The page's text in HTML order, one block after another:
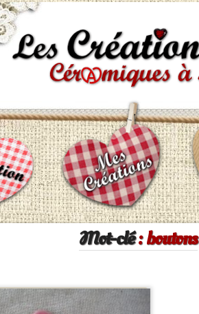
Mot-clé: boutons